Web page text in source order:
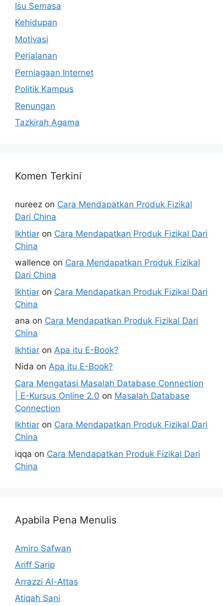
Isu Semasa
Kehidupan
Motivasi
Perjalanan
Perniagaan Internet
Politik Kampus
Renungan
Tazkirah Agama
Komen Terkini
nureez on Cara Mendapatkan Produk Fizikal
Dari China
Ikhtiar on Cara Mendapatkan Produk Fizikal Dari
China
wallence on Cara Mendapatkan Produk Fizikal
Dari China
Ikhtiar on Cara Mendapatkan Produk Fizikal Dari
China
ana on Cara Mendapatkan Produk Fizikal Dari
China
Ikhtiar on Apa itu E-Book?
Nida on Apa itu E-Book?
Cara Mengatasi Masalah Database Connection
| E-Kursus Online 2.0 on Masalah Database
Connection
Ikhtiar on Cara Mendapatkan Produk Fizikal Dari
China
iqqa on Cara Mendapatkan Produk Fizikal Dari
China
Apabila Pena Menulis
Amiro Safwan
Ariff Sarip
Arrazzi Al-Attas
Atiqah Sani